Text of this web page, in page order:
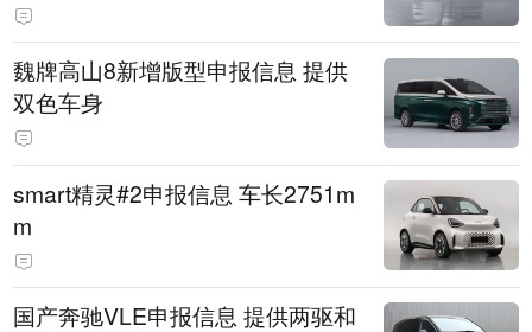
魏牌高山8新增版型申报信息 提供
双色车身
smart精灵#2申报信息 车长2751m
m
国产奔驰VLE申报信息 提供两驱和